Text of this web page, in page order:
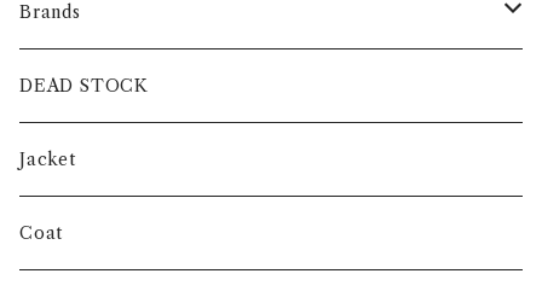
Brands
intch.
SHUREN
INVERTERE
DEAD STOCK
Jacket
Coat